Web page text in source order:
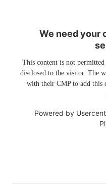
We need your
This content is not
disclosed to the visitor. The
with their CMP to add this
Powered by